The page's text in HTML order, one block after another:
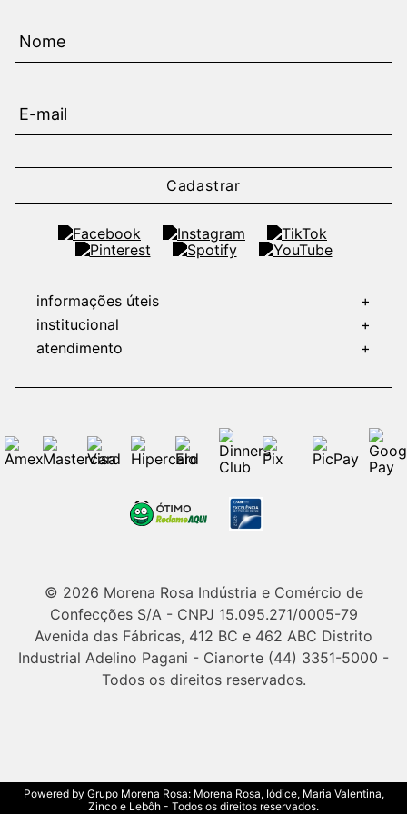
Cadastrar
informações úteis
+
institucional
+
atendimento
+
© 2026 Morena Rosa Indústria e Comércio de
Confecções S/A - CNPJ 15.095.271/0005-79
Avenida das Fábricas, 412 BC e 462 ABC Distrito
Industrial Adelino Pagani - Cianorte (44) 3351-5000 -
Todos os direitos reservados.
Powered by Grupo Morena Rosa: Morena Rosa, Iódice, Maria Valentina,
Zinco e Lebôh - Todos os direitos reservados.